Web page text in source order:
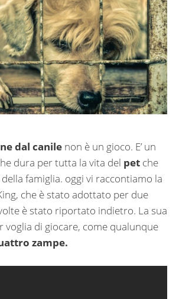
dal canile non è un gioco. E’ un
dura per tutta la vita del pet che
famiglia. oggi vi raccontiamo la
che è stato adottato per due
è stato riportato indietro. La sua
voglia di giocare, come qualunque
zampe.